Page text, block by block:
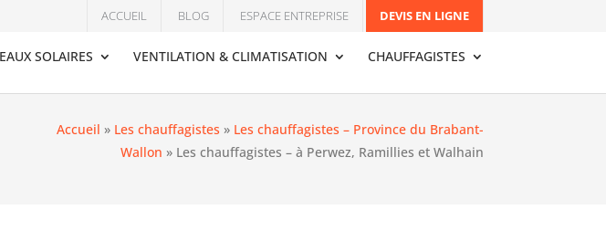
ACCUEIL BLOG ESPACE ENTREPRISE DEVIS EN LIGNE
SOLAIRES VENTILATION & CLIMATISATION CHAUFFAGISTES
Accueil » Les chauffagistes » Les chauffagistes – Province du Brabant-
Wallon » Les chauffagistes – à Perwez, Ramillies et Walhain